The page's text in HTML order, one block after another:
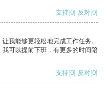
支持[0] 反对[0]
我能够更轻松地完成工作任务。
可以提前下班，有更多的时间陪
支持[0] 反对[0]